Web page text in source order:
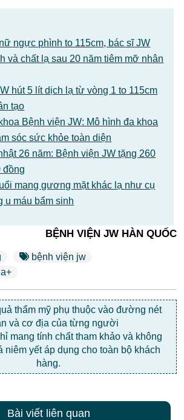
ngực phình to 115cm, bác sĩ JW
và chất lạ sau 20 năm tiêm mỡ nhân
hút 5 lít dịch lạ từ vòng 1 to 115cm
tạo
Bệnh viện JW: Mô hình đa khoa
sóc sức khỏe toàn diện
26 năm: Bệnh viện JW tặng 260
đồng
mang gương mặt khác lạ như cụ
u máu bẩm sinh
BỆNH VIỆN JW HÀN QUỐC
bệnh viện jw
thẩm mỹ phụ thuộc vào đường nét
và cơ địa của từng người
mang tính chất tham khảo và không
niêm yết áp dụng cho toàn bộ khách
hàng.
Bài viết liên quan